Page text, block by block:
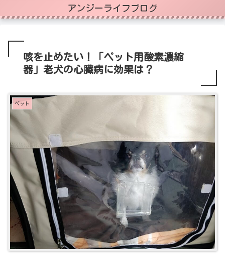
アンジーライフブログ
咳を止めたい！「ペット用酸素濃縮
器」老犬の心臓病に効果は？
ペット